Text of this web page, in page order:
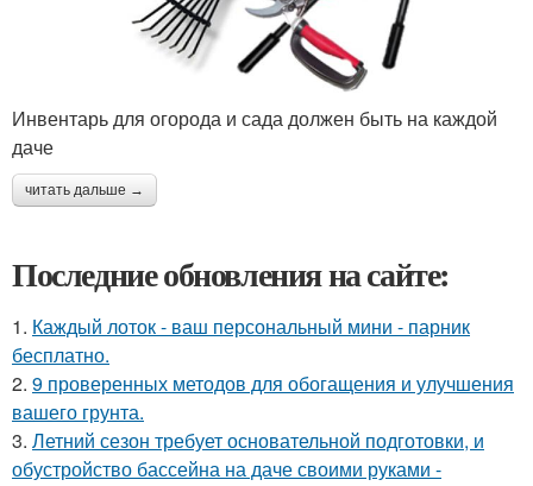
Инвентарь для огорода и сада должен быть на каждой
даче
читать дальше →
Последние обновления на сайте:
1. Каждый лоток - ваш персональный мини - парник
бесплатно.
2. 9 проверенных методов для обогащения и улучшения
вашего грунта.
3. Летний сезон требует основательной подготовки, и
обустройство бассейна на даче своими руками -